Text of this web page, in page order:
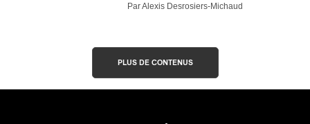
Par Alexis Desrosiers-Michaud
PLUS DE CONTENUS